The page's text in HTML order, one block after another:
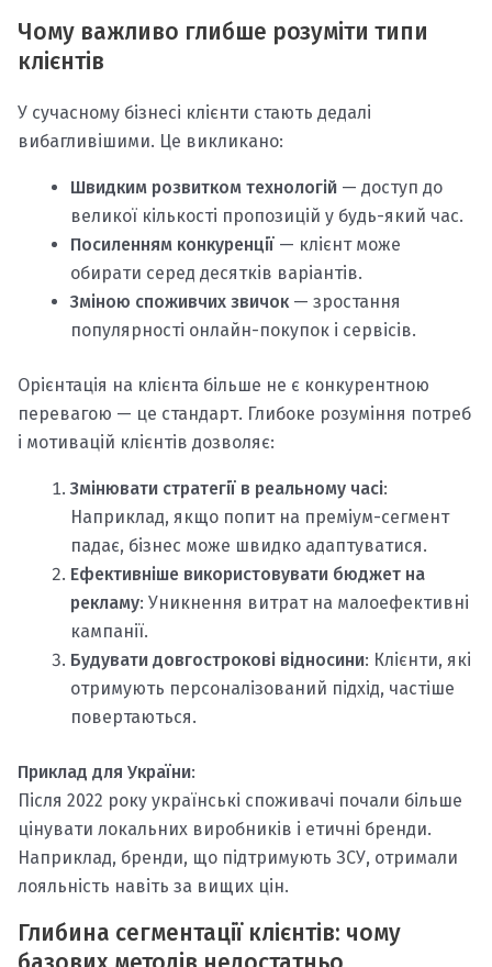
Чому важливо глибше розуміти типи
клієнтів
У сучасному бізнесі клієнти стають дедалі
вибагливішими. Це викликано:
Швидким розвитком технологій — доступ до
великої кількості пропозицій у будь-який час.
Посиленням конкуренції — клієнт може
обирати серед десятків варіантів.
Зміною споживчих звичок— зростання
популярності онлайн-покупок і сервісів.
Орієнтація на клієнта більше не є конкурентною
перевагою — це стандарт. Глибоке розуміння потреб
і мотивацій клієнтів дозволяє:
Змінювати стратегії в реальному часі:
Наприклад, якщо попит на преміум-сегмент
падає, бізнес може швидко адаптуватися.
Ефективніше використовувати бюджет на
рекламу: Уникнення витрат на малоефективні
кампанії.
Будувати довгострокові відносини: Клієнти, які
отримують персоналізований підхід, частіше
повертаються.
Приклад для України:
Після 2022 року українські споживачі почали більше
цінувати локальних виробників і етичні бренди.
Наприклад, бренди, що підтримують ЗСУ, отримали
лояльність навіть за вищих цін.
Глибина сегментації клієнтів: чому